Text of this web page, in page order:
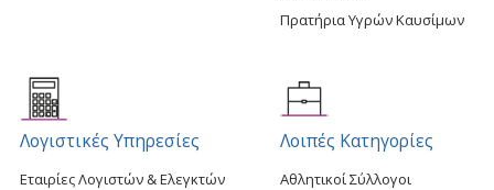
Πρατήρια Υγρών Καυσίμων
Λογιστικές Υπηρεσίες
Εταιρίες Λογιστών & Ελεγκτών
Λοιπές Κατηγορίες
Αθλητικοί Σύλλογοι